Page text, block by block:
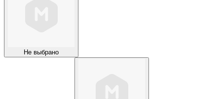
Не выбрано